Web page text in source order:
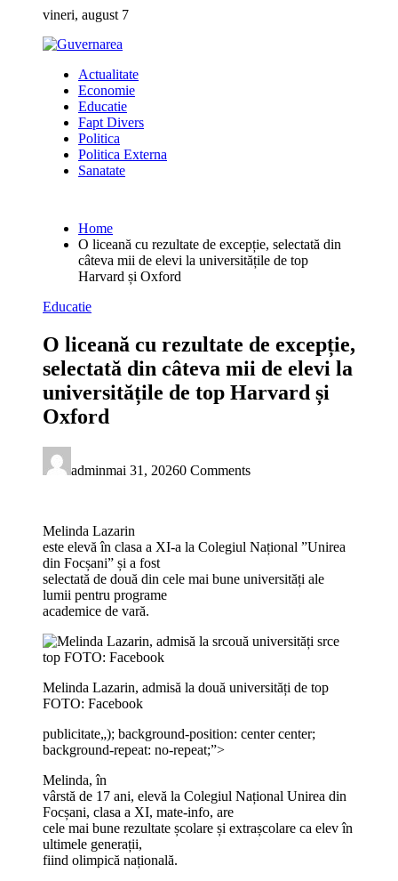
content
vineri, august 7
Actualitate
Economie
Educatie
Fapt Divers
Politica
Politica Externa
Sanatate
Home
O liceană cu rezultate de excepție, selectată din
câteva mii de elevi la universitățile de top
Harvard și Oxford
Educatie
O liceană cu rezultate de excepție,
selectată din câteva mii de elevi la
universitățile de top Harvard și
Oxford
adminmai 31, 20260 Comments
Melinda Lazarin
este elevă în clasa a XI-a la Colegiul Național ”Unirea
din Focșani” și a fost
selectată de două din cele mai bune universități ale
lumii pentru programe
academice de vară.
Melinda Lazarin, admisă la două universități de top
FOTO: Facebook
publicitate„); background-position: center center;
background-repeat: no-repeat;”>
Melinda, în
vârstă de 17 ani, elevă la Colegiul Național Unirea din
Focșani, clasa a XI, mate-info, are
cele mai bune rezultate școlare și extrașcolare ca elev în
ultimele generații,
fiind olimpică națională.